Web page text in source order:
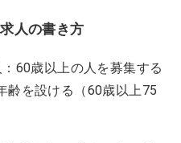
人の書き方
60歳以上の人を募集する
齢を設ける（60歳以上75